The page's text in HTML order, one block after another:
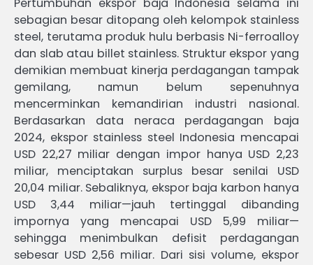
Pertumbuhan ekspor baja Indonesia selama ini
sebagian besar ditopang oleh kelompok stainless
steel, terutama produk hulu berbasis Ni-ferroalloy
dan slab atau billet stainless. Struktur ekspor yang
demikian membuat kinerja perdagangan tampak
gemilang, namun belum sepenuhnya
mencerminkan kemandirian industri nasional.
Berdasarkan data neraca perdagangan baja
2024, ekspor stainless steel Indonesia mencapai
USD 22,27 miliar dengan impor hanya USD 2,23
miliar, menciptakan surplus besar senilai USD
20,04 miliar. Sebaliknya, ekspor baja karbon hanya
USD 3,44 miliar—jauh tertinggal dibanding
impornya yang mencapai USD 5,99 miliar—
sehingga menimbulkan defisit perdagangan
sebesar USD 2,56 miliar. Dari sisi volume, ekspor